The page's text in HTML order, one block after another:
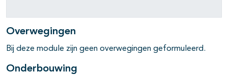
Overwegingen
Bij deze module zijn geen overwegingen geformuleerd.
Onderbouwing